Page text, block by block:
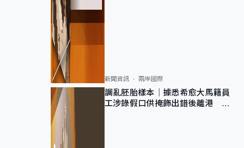
新聞資訊 兩岸國際
調亂胚胎樣本｜據悉希愈大馬籍員
工涉錄假口供掩飾出錯後離港 警